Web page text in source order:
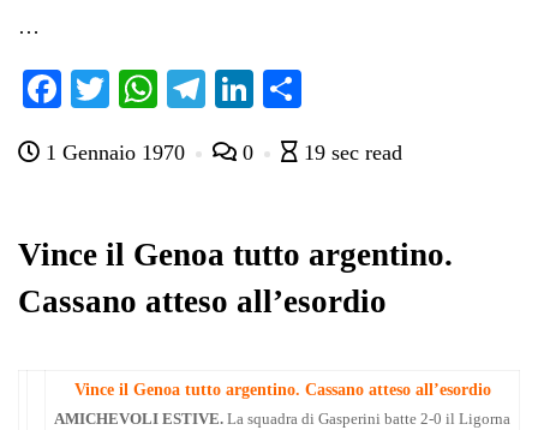
…
Fa
bo
T
tte
W
ts
pp
Te
gr
m
Li
ed di
di
1 Gennaio 1970 0 19 sec read
Vince il Genoa tutto argentino.
Cassano atteso all’esordio
Vince il Genoa tutto argentino. Cassano atteso all’esordio
AMICHEVOLI ESTIVE. La squadra di Gasperini batte 2-0 il Ligorna